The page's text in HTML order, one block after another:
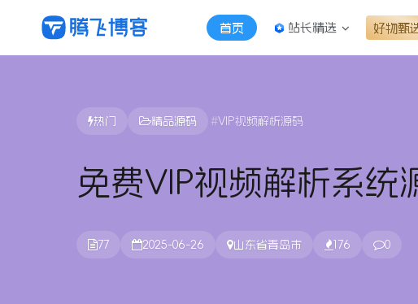
热门 精品源码 VIP视频解析源码
免费VIP视频解析系统
77 2025-06-26 山东省青岛市 176 0
首页 站长精选 好物甄